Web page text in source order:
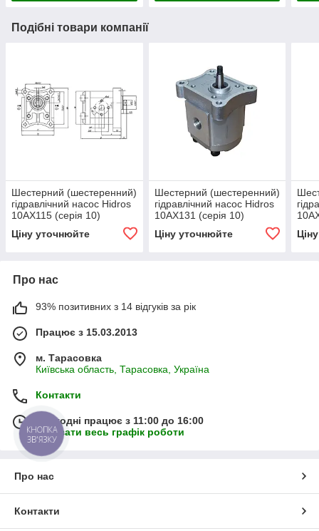
Подібні товари компанії
Шестерний (шестеренний)
гідравлічний насос Hidros
10АХ115 (серія 10)
Ціну уточнюйте
Шестерний (шестеренний)
гідравлічний насос Hidros
10АХ131 (серія 10)
Ціну уточнюйте
Про нас
93% позитивних з 14 відгуків за рік
Працює з 15.03.2013
м. Тарасовка
Київська область, Тарасовка, Україна
Контакти
Сьогодні працює з 11:00 до 16:00
Показати весь графік роботи
Про нас
Контакти
КНОПКА
ЗВ'ЯЗКУ